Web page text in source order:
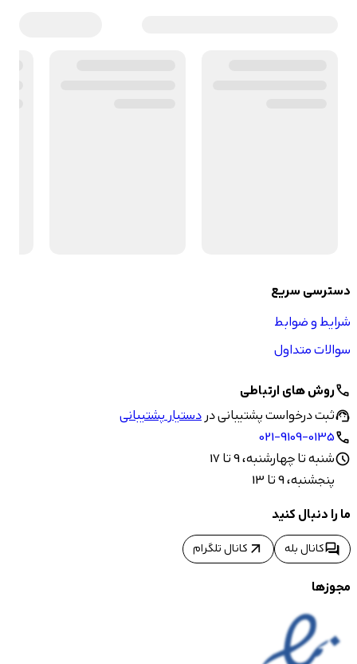
دسترسی سریع
شرایط و ضوابط
سوالات متداول
callروش های ارتباطی
support_agentثبت درخواست پشتیبانی دردستیار پشتیبانی
call
021-9109-0135
scheduleشنبه تا چهارشنبه، 9 تا 17
پنجشنبه، 9 تا 13
ما را دنبال کنید
forumکانال بله arrow_outward کانال تلگرام
مجوزها